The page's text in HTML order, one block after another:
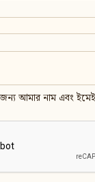
জন্য আমার নাম এবং